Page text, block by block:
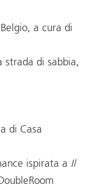
a cura di
strada di sabbia,
di Casa
ispirata a Il